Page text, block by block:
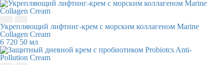
Укрепляющий лифтинг-крем с морским коллагеном Marine
Collagen Cream
6 720 50 мл